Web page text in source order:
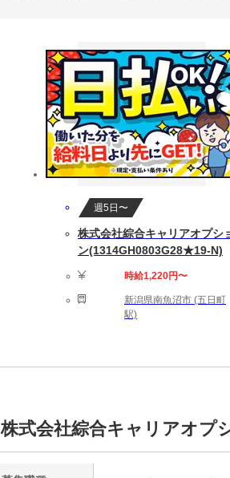
週5日〜
株式会社綜合キャリアオプシ
ン(1314GH0803G28★19-N)
時給1,220円〜
新潟県南魚沼市 (五日町
駅)
株式会社綜合キャリアオプ